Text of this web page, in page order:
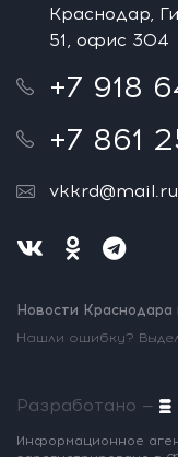
Краснодар,
51, офис 304
+7 918
+7 861
vkkrd@mail.ru
Новости Краснодара
Нашли ошибку?
Разработано —
Информационное